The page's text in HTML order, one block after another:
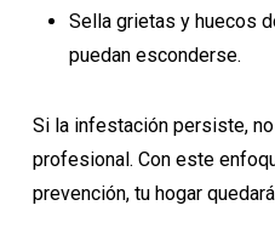
Sella grietas y huecos
puedan esconderse.
Si la infestación persiste,
profesional. Con este
prevención, tu hogar